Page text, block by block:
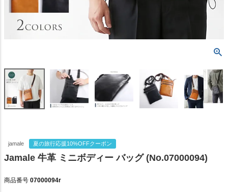
jamale 夏の旅行応援10%OFFクーポン
Jamale 牛革 ミニボディー バッグ (No.07000094)
商品番号 07000094r